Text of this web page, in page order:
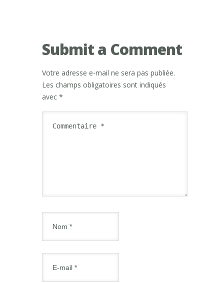
Submit a Comment
Votre adresse e-mail ne sera pas publiée.
Les champs obligatoires sont indiqués
avec *